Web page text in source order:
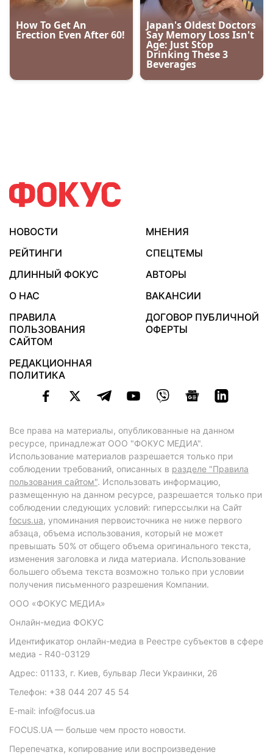
НОВОСТИ
МНЕНИЯ
РЕЙТИНГИ
СПЕЦТЕМЫ
ДЛИННЫЙ ФОКУС
АВТОРЫ
О НАС
ВАКАНСИИ
ПРАВИЛА
ПОЛЬЗОВАНИЯ
САЙТОМ
ДОГОВОР ПУБЛИЧНОЙ
ОФЕРТЫ
РЕДАКЦИОННАЯ
ПОЛИТИКА
Все права на материалы, опубликованные на данном
ресурсе, принадлежат ООО "ФОКУС МЕДИА".
Использование материалов разрешается только при
соблюдении требований, описанных в разделе "Правила
пользования сайтом". Использовать информацию,
размещенную на данном ресурсе, разрешается только при
соблюдении следующих условий: гиперссылки на Сайт
focus.ua, упоминания первоисточника не ниже первого
абзаца, объема использования, который не может
превышать 50% от общего объема оригинального текста,
изменения заголовка и лида материала. Использование
большего объема текста возможно только при условии
получения письменного разрешения Компании.
ООО «ФОКУС МЕДИА»
Онлайн-медиа ФОКУС
Идентификатор онлайн-медиа в Реестре субъектов в сфере
медиа - R40-03129
Адрес: 01133, г. Киев, бульвар Леси Украинки, 26
Телефон: +38 044 207 45 54
E-mail: info@focus.ua
FOCUS.UA — больше чем просто новости.
Перепечатка, копирование или воспроизведение